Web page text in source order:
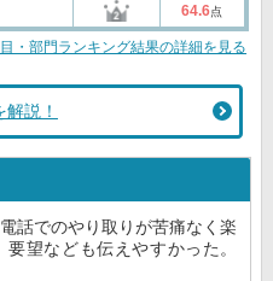
64.6点
目・部門ランキング結果の詳細を見る
説！
話でのやり取りが苦痛なく楽
望なども伝えやすかった。